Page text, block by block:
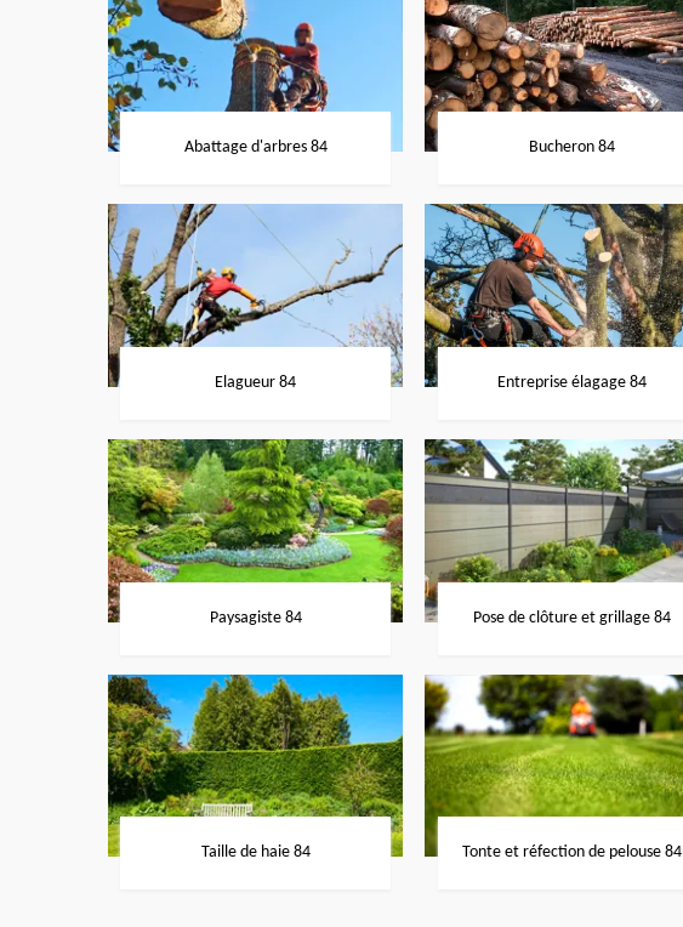
Abattage d'arbres 84 Bucheron 84
Elagueur 84 Entreprise élagage 84
Paysagiste 84 Pose de clôture et grillage 84
Taille de haie 84 Tonte et réfection de pelouse 84